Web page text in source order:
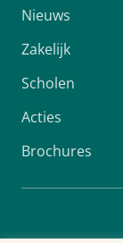
Nieuws
Zakelijk
Scholen
Acties
Brochures